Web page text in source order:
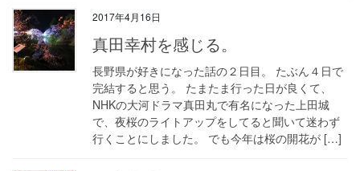
2017年4月16日
真田幸村を感じる。
長野県が好きになった話の２日目。 たぶん４日で
完結すると思う。 たまたま行った日が良くて、
NHKの大河ドラマ真田丸で有名になった上田城
で、夜桜のライトアップをしてると聞いて迷わず
行くことにしました。 でも今年は桜の開花が […]